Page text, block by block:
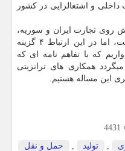
داخلی و اشتغالزایی در كشور
روی تجارت ایران و سوریه،
است، اما در این ارتباط ۴ گزینه
كه با تفاهم نامه ای كه
همكاری های ترانزیتی
این مساله هستیم.
4431
تولید حمل و نقل